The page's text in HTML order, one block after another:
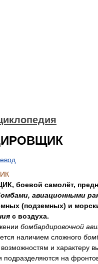
боевой самолёт,
авиационными
(подземных) и
с воздуха.
бомбардировочной
наличием сложного
и характеру
на